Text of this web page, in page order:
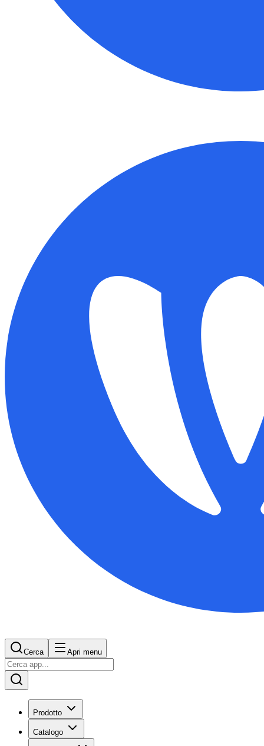
Cerca Apri menu
Prodotto
Catalogo